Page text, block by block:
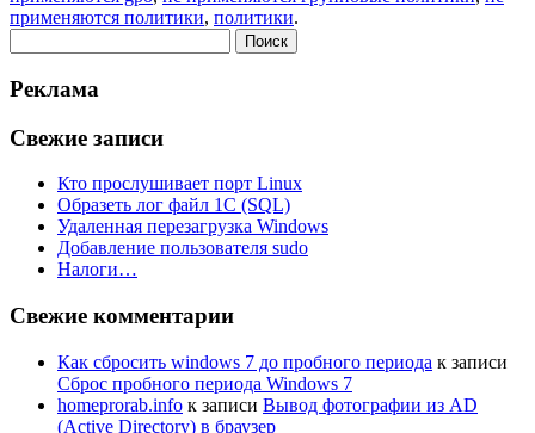
применяются политики, политики.
Реклама
Свежие записи
Кто прослушивает порт Linux
Образеть лог файл 1С (SQL)
Удаленная перезагрузка Windows
Добавление пользователя sudo
Налоги…
Свежие комментарии
Как сбросить windows 7 до пробного периода к записи
Сброс пробного периода Windows 7
homeprorab.info к записи Вывод фотографии из AD
(Active Directory) в браузер